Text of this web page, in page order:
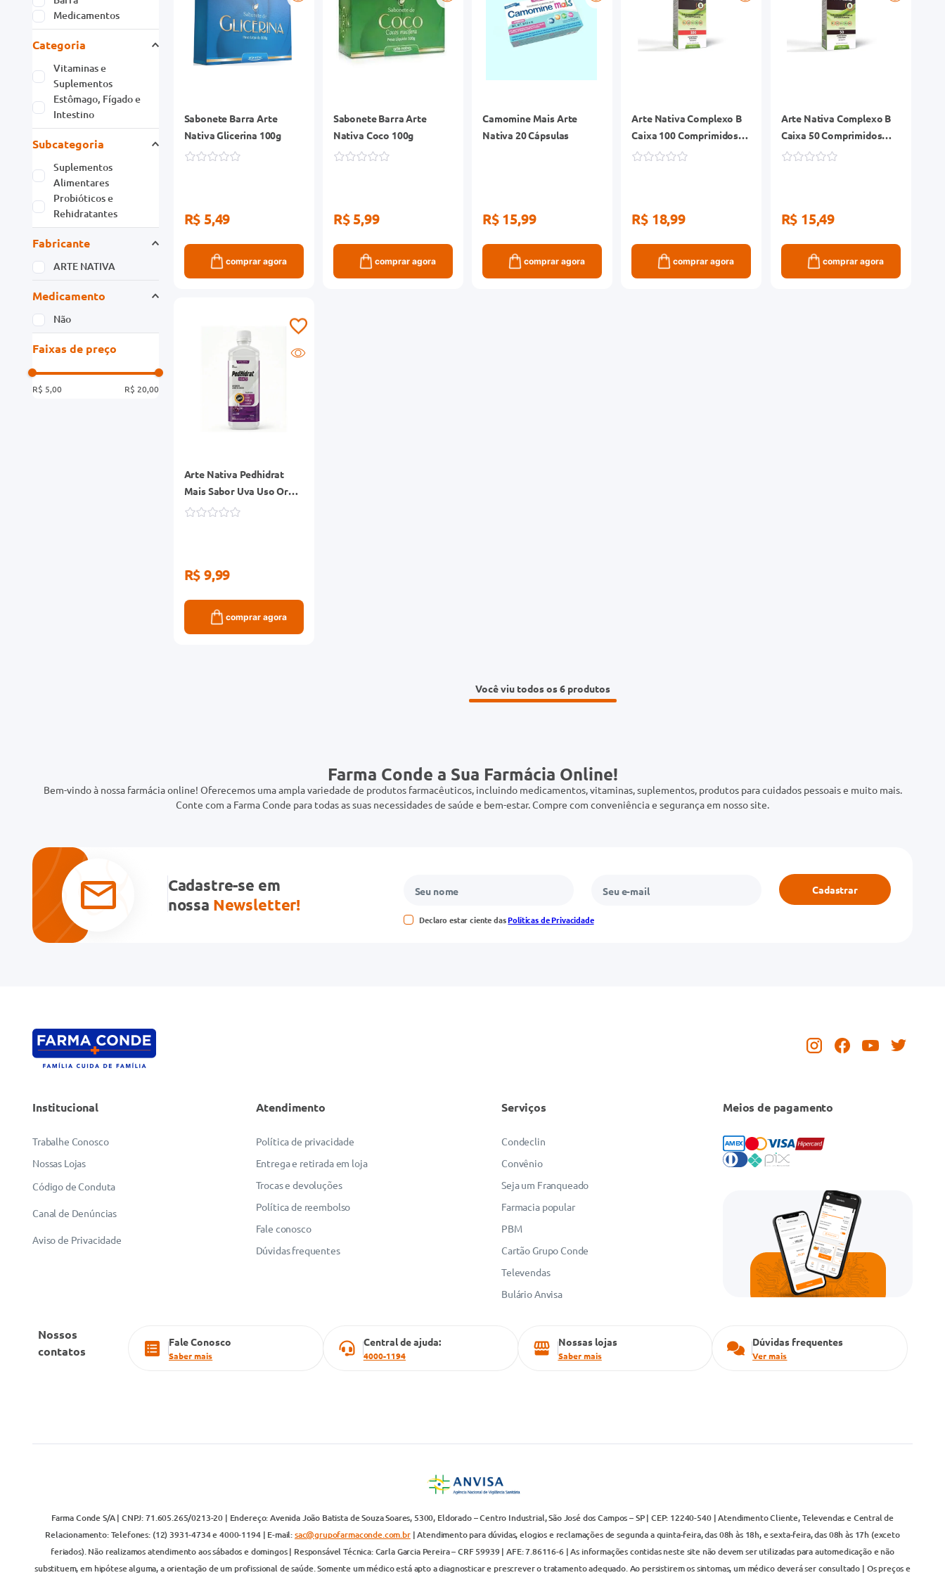
Medicamentos
Categoria
Vitaminas e
Suplementos
Estômago, Fígado e
Intestino
Subcategoria
Suplementos
Alimentares
Probióticos e
Rehidratantes
Fabricante
ARTE NATIVA
Medicamento
Não
Faixas de preço
R$ 5,00 R$ 20,00
Sabonete Barra Arte
Nativa Glicerina 100g
R$ 5,49
comprar agora
Sabonete Barra Arte
Nativa Coco 100g
R$ 5,99
comprar agora
Camomine Mais Arte
Nativa 20 Cápsulas
R$ 15,99
comprar agora
Arte Nativa Complexo B
Caixa 100 Comprimidos
Revestidos
R$ 18,99
comprar agora
Arte Nativa Complexo B
Caixa 50 Comprimidos
Revestidos
R$ 15,49
comprar agora
Arte Nativa Pedhidrat
Mais Sabor Uva Uso Oral
450ml
R$ 9,99
comprar agora
Você viu todos os 6
Farma Conde a Sua Farmácia Online!
Bem-vindo à nossa farmácia online! Oferecemos uma ampla variedade de produtos farmacêuticos, incluindo medicamentos, vitaminas, suplementos, produtos para cuidados pessoais e muito mais.
Conte com a Farma Conde para todas as suas necessidades de saúde e bem-estar. Compre com conveniência e segurança em nosso site.
Cadastre-se em
nossa Newsletter!
Declaro estar ciente dasPolíticas de Privacidade
Cadastrar
Institucional
Trabalhe Conosco
Nossas Lojas
Código de Conduta
Canal de Denúncias
Aviso de Privacidade
Atendimento
Política de privacidade
Entrega e retirada em loja
Trocas e devoluções
Política de reembolso
Fale conosco
Dúvidas frequentes
Serviços
Condeclin
Convênio
Seja um Franqueado
Farmacia popular
PBM
Cartão Grupo Conde
Televendas
Bulário Anvisa
Meios de pagamento
Nossos
contatos
Fale Conosco
Saber mais
Central de ajuda:
4000-1194
Nossas lojas
Saber mais
Dúvidas frequentes
Ver mais
Farma Conde S/A | CNPJ: 71.605.265/0213-20 | Endereço: Avenida João Batista de Souza Soares, 5300, Eldorado – Centro Industrial, São José dos Campos – SP | CEP: 12240-540 | Atendimento Cliente, Televendas e Central de
Relacionamento: Telefones: (12) 3931-4734 e 4000-1194 | E-mail:sac@grupofarmaconde.com.br| Atendimento para dúvidas, elogios e reclamações de segunda a quinta-feira, das 08h às 18h, e sexta-feira, das 08h às 17h (exceto
feriados). Não realizamos atendimento aos sábados e domingos | Responsável Técnica: Carla Garcia Pereira – CRF 59939 | AFE: 7.86116-6 | As informações contidas neste site não devem ser utilizadas para automedicação e não
substituem, em hipótese alguma, a orientação de um profissional de saúde. Somente um médico está apto a diagnosticar e prescrever o tratamento adequado. Ao persistirem os sintomas, um médico deverá ser consultado | Os preços e